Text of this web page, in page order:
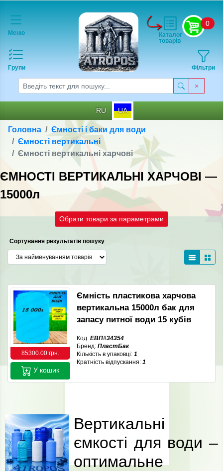
Меню
Групи
0
Фільтри
Каталог
товарів
RU UA
Головна
Ємності і баки для води
Ємності вертикальні
Ємності вертикальні харчові
ЄМНОСТІ ВЕРТИКАЛЬНІ ХАРЧОВІ —
15000л
Обрати товари за параметрами
Сортування результатів пошуку
85300.00 грн.
Ємність пластикова харчова
вертикальна 15000л бак для
запасу питної води 15 кубів
Код: ЕВП#34354
Бренд: ПластБак
Кількість в упаковці: 1
Кратність відпускання: 1
У кошик
Вертикальні
ємкості для води –
оптимальне